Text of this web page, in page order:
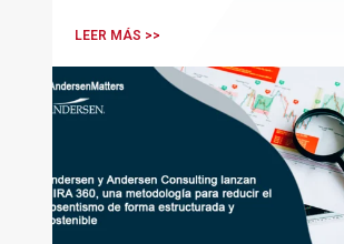
posicionamiento en asesoramiento
LEER MÁS >>